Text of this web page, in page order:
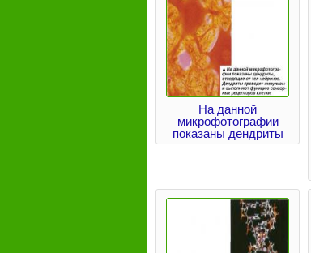
На данной
микрофотографии
показаны дендриты